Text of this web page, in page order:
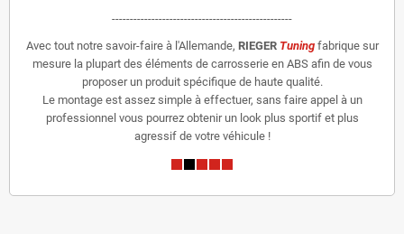
--------------------------------------------------
Avec tout notre savoir-faire à l'Allemande, RIEGER Tuning fabrique sur
mesure la plupart des éléments de carrosserie en ABS afin de vous
proposer un produit spécifique de haute qualité.
Le montage est assez simple à effectuer, sans faire appel à un
professionnel vous pourrez obtenir un look plus sportif et plus
agressif de votre véhicule !